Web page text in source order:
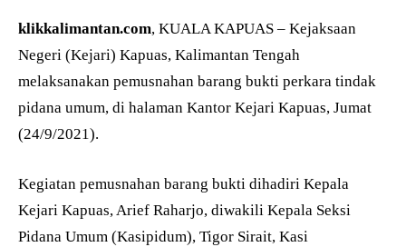
klikkalimantan.com, KUALA KAPUAS – Kejaksaan
Negeri (Kejari) Kapuas, Kalimantan Tengah
melaksanakan pemusnahan barang bukti perkara tindak
pidana umum, di halaman Kantor Kejari Kapuas, Jumat
(24/9/2021).
Kegiatan pemusnahan barang bukti dihadiri Kepala
Kejari Kapuas, Arief Raharjo, diwakili Kepala Seksi
Pidana Umum (Kasipidum), Tigor Sirait, Kasi